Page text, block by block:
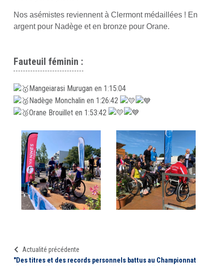
Nos asémistes reviennent à Clermont médaillées ! En
argent pour Nadège et en bronze pour Orane.
Fauteuil féminin :
Mangeiarasi Murugan en 1:15:04
Nadège Monchalin en 1:26:42
Orane Brouillet en 1:53:42
Actualité précédente
"Des titres et des records personnels battus au Championnat